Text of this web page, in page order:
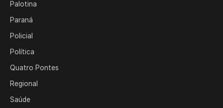
Palotina
Paraná
Policial
Política
Quatro Pontes
Regional
Saúde